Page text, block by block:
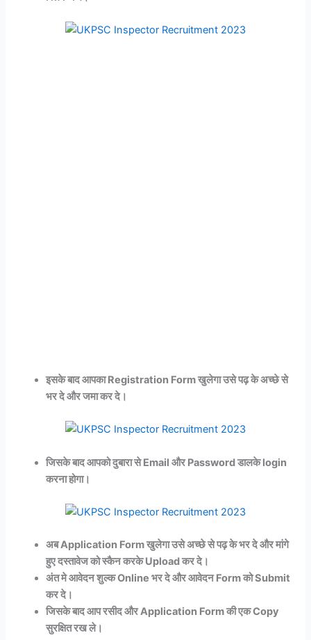
इसके बाद आपका Registration Form खुलेगा उसे पढ़ के अच्छे से
भर दे और जमा कर दे।
जिसके बाद आपको दुबारा से Email और Password डालके login
करना होगा।
अब Application Form खुलेगा उसे अच्छे से पढ़ के भर दे और मांगे
हुए दस्तावेज को स्कैन करके Upload कर दे।
अंत मे आवेदन शुल्क Online भर दे और आवेदन Form को Submit
कर दे।
जिसके बाद आप रसीद और Application Form की एक Copy
सुरक्षित रख ले।